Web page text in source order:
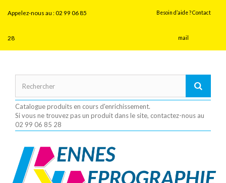
Besoin d’aide ? Contact
mail
Appelez-nous au :02 99 06 85
28
Catalogue produits en cours d'enrichissement.
Si vous ne trouvez pas un produit dans le site, contactez-nous au
02 99 06 85 28